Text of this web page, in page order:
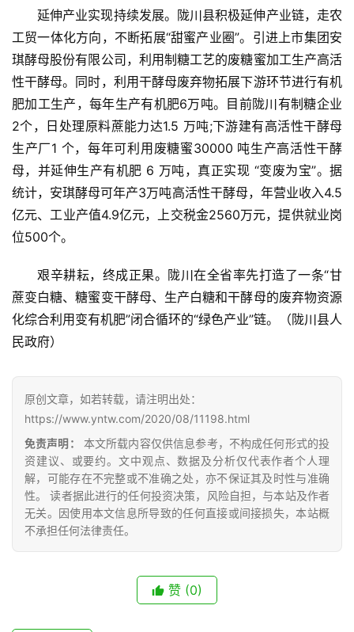
专
题
区
频
道
业
链
产
销
储
运
延伸产业实现持续发展。陇川县积极延伸产业链，走农
工贸一体化方向，不断拓展“甜蜜产业圈”。引进上市集团安
琪酵母股份有限公司，利用制糖工艺的废糖蜜加工生产高活
性干酵母。同时，利用干酵母废弃物拓展下游环节进行有机
肥加工生产，每年生产有机肥6万吨。目前陇川有制糖企业
2个，日处理原料蔗能力达1.5 万吨;下游建有高活性干酵母
生产厂1 个，每年可利用废糖蜜30000 吨生产高活性干酵
母，并延伸生产有机肥 6 万吨，真正实现 “变废为宝”。据
统计，安琪酵母可年产3万吨高活性干酵母，年营业收入4.5
亿元、工业产值4.9亿元，上交税金2560万元，提供就业岗
位500个。
艰辛耕耘，终成正果。陇川在全省率先打造了一条“甘
蔗变白糖、糖蜜变干酵母、生产白糖和干酵母的废弃物资源
化综合利用变有机肥”闭合循环的“绿色产业”链。（陇川县人
民政府）
原创文章，如若转载，请注明出处：
https://www.yntw.com/2020/08/11198.html
免责声明：
本文所载内容仅供信息参考，不构成任何形式的投
资建议、或要约。文中观点、数据及分析仅代表作者个人理
解，可能存在不完整或不准确之处，亦不保证其及时性与准确
性。 读者据此进行的任何投资决策，风险自担，与本站及作者
无关。因使用本文信息所导致的任何直接或间接损失，本站概
不承担任何法律责任。
赞 (0)